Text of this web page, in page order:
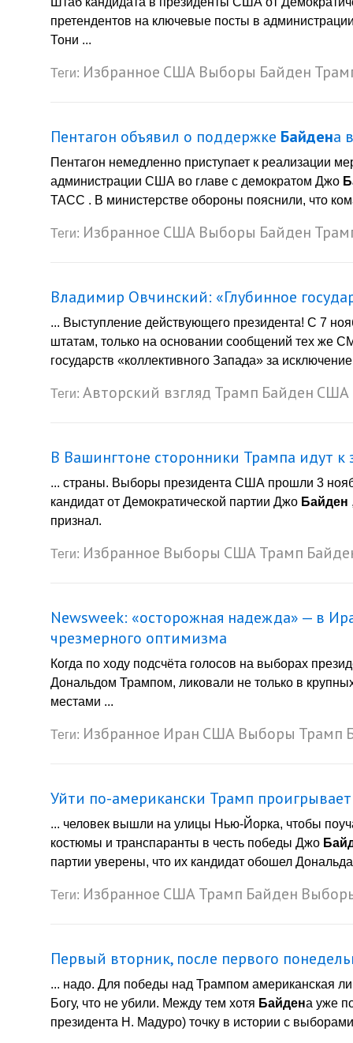
претендентов на ключевые посты в
Тони ...
Теги: Избранное США Выборы Байден
Пентагон объявил о поддержке Байдена
Пентагон немедленно приступает к реализации
администрации США во главе с демократом Джо
ТАСС . В министерстве обороны пояснили, что
Теги: Избранное США Выборы Байден
Владимир Овчинский: «Глубинное
... Выступление действующего президента! С 7
штатам, только на основании сообщений тех же
государств «коллективного Запада» за
Теги: Авторский взгляд Трамп Байден США
В Вашингтоне сторонники Трампа идут к
... страны. Выборы президента США прошли 3
кандидат от Демократической партии Джо Байден
признал.
Теги: Избранное Выборы СШАТрамп
Newsweek: «осторожная надежда» — в
чрезмерного оптимизма
Когда по ходу подсчёта голосов на выборах
Дональдом Трампом, ликовали не только в
местами ...
Теги: Избранное Иран США Выборы Трамп
Уйти по-американски Трамп
... человек вышли на улицы Нью-Йорка, чтобы
костюмы и транспаранты в честь победы Джо
партии уверены, что их кандидат обошел
Теги: Избранное СШАТрамп Байден
Первый вторник, после первого
... надо. Для победы над Трампом американская
Богу, что не убили. Между тем хотя Байдена уже
президента Н. Мадуро) точку в истории с